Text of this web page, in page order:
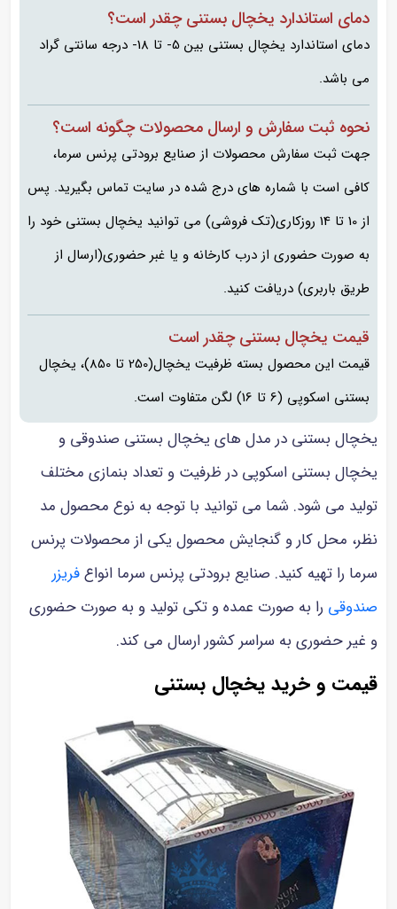
دمای استاندارد یخچال بستنی چقدر است؟
دمای استاندارد یخچال بستنی بین 5- تا 18- درجه سانتی گراد
می باشد.
نحوه ثبت سفارش و ارسال محصولات چگونه است؟
جهت ثبت سفارش محصولات از صنایع برودتی پرنس سرما،
کافی است با شماره های درج شده در سایت تماس بگیرید. پس
از 10 تا 14 روزکاری(تک فروشی) می توانید یخچال بستنی خود را
به صورت حضوری از درب کارخانه و یا غبر حضوری(ارسال از
طریق باربری) دریافت کنید.
قیمت یخچال بستنی چقدر است
قیمت این محصول بسته ظرفیت یخچال(250 تا 850)، یخچال
بستنی اسکوپی (6 تا 16) لگن متفاوت است.
یخچال بستنی در مدل های یخچال بستنی صندوقی و
یخچال بستنی اسکوپی در ظرفیت و تعداد بنمازی مختلف
تولید می شود. شما می توانید با توجه به نوع محصول مد
نظر، محل کار و گنجایش محصول یکی از محصولات پرنس
سرما را تهیه کنید. صنایع برودتی پرنس سرما انواعفریزر
صندوقی را به صورت عمده و تکی تولید و به صورت حضوری
و غیر حضوری به سراسر کشور ارسال می کند.
قیمت و خرید یخچال بستنی